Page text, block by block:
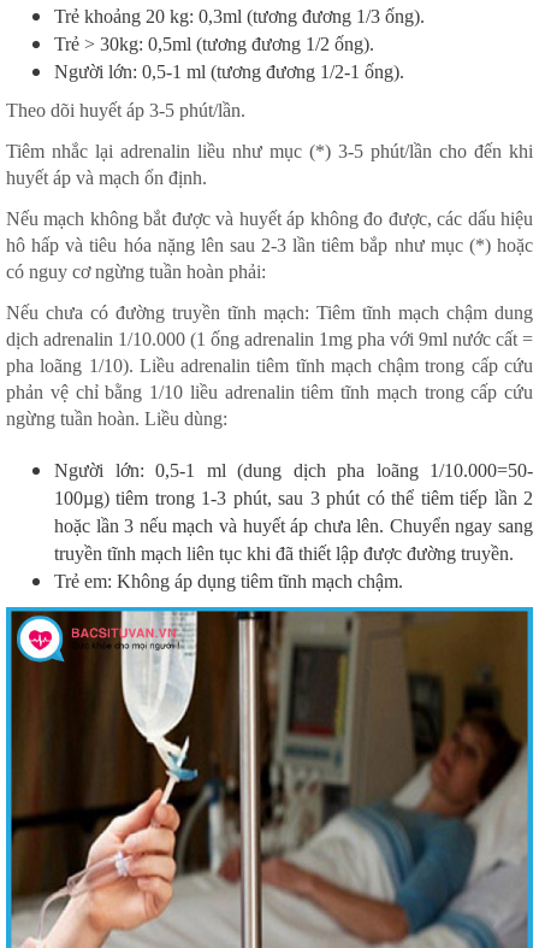
Trẻ khoảng 20 kg: 0,3ml (tương đương 1/3 ống).
Trẻ > 30kg: 0,5ml (tương đương 1/2 ống).
Người lớn: 0,5-1 ml (tương đương 1/2-1 ống).
Theo dõi huyết áp 3-5 phút/lần.
Tiêm nhắc lại adrenalin liều như mục (*) 3-5 phút/lần cho đến khi
huyết áp và mạch ổn định.
Nếu mạch không bắt được và huyết áp không đo được, các dấu hiệu
hô hấp và tiêu hóa nặng lên sau 2-3 lần tiêm bắp như mục (*) hoặc
có nguy cơ ngừng tuần hoàn phải:
Nếu chưa có đường truyền tĩnh mạch: Tiêm tĩnh mạch chậm dung
dịch adrenalin 1/10.000 (1 ống adrenalin 1mg pha với 9ml nước cất =
pha loãng 1/10). Liều adrenalin tiêm tĩnh mạch chậm trong cấp cứu
phản vệ chỉ bằng 1/10 liều adrenalin tiêm tĩnh mạch trong cấp cứu
ngừng tuần hoàn. Liều dùng:
Người lớn: 0,5-1 ml (dung dịch pha loãng 1/10.000=50-
100µg) tiêm trong 1-3 phút, sau 3 phút có thể tiêm tiếp lần 2
hoặc lần 3 nếu mạch và huyết áp chưa lên. Chuyển ngay sang
truyền tĩnh mạch liên tục khi đã thiết lập được đường truyền.
Trẻ em: Không áp dụng tiêm tĩnh mạch chậm.